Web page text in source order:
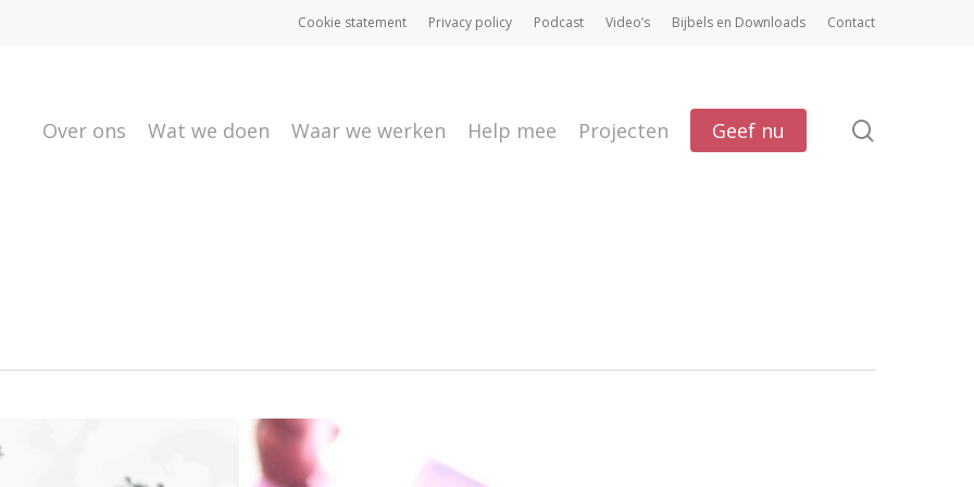
Cookie statement Privacy policy Podcast Video’s Bijbels en Downloads Contact
Over ons Wat we doen Waar we werken Help mee Projecten Geef nu
Twee
nieuwe